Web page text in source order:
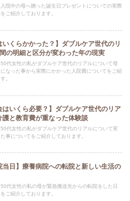
院中の母へ贈った誕生日プレゼントについての実際
ご紹介しております。
いくらかかった？】ダブルケア世代のリ
の明細と区分が変わった年の現実
代女性の私がダブルケア世代のリアルについて母
なった事から実際にかかった入院費についてをご紹
。
はいくら必要？】ダブルケア世代のリア
護と教育費が重なった体験談
50代女性の私がダブルケア世代のリアルについて実
事についてをご紹介しております。
当日】療養病院への転院と新しい生活の
50代女性の私の母が緊急搬送先からの転院をした日
ご紹介しております。